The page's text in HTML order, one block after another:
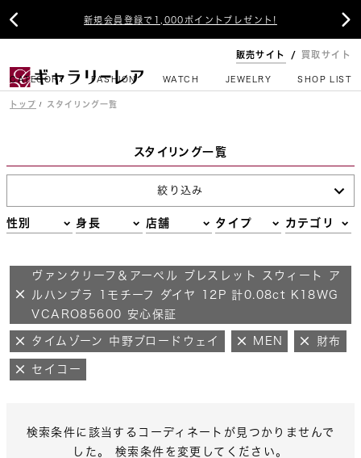
新規会員登録で1,000ポイントプレゼント!
 
販売サイト 買取サイト
CATEGORY FASHION WATCH JEWELRY SHOP LIST
トップ スタイリング一覧
スタイリング一覧
絞り込み
性別 身長 店舗 タイプ カテゴリ
ヴァンクリーフ＆アーペル ブレスレット スウィート ア
ルハンブラ 1モチーフ ダイヤ 12P 計0.08ct K18WG
VCARO85600 安心保証
タイムゾーン 中野ブロードウェイ MEN 財布
セイコー
検索条件に該当するコーディネートが見つかりませんで
した。 検索条件を変更してください。